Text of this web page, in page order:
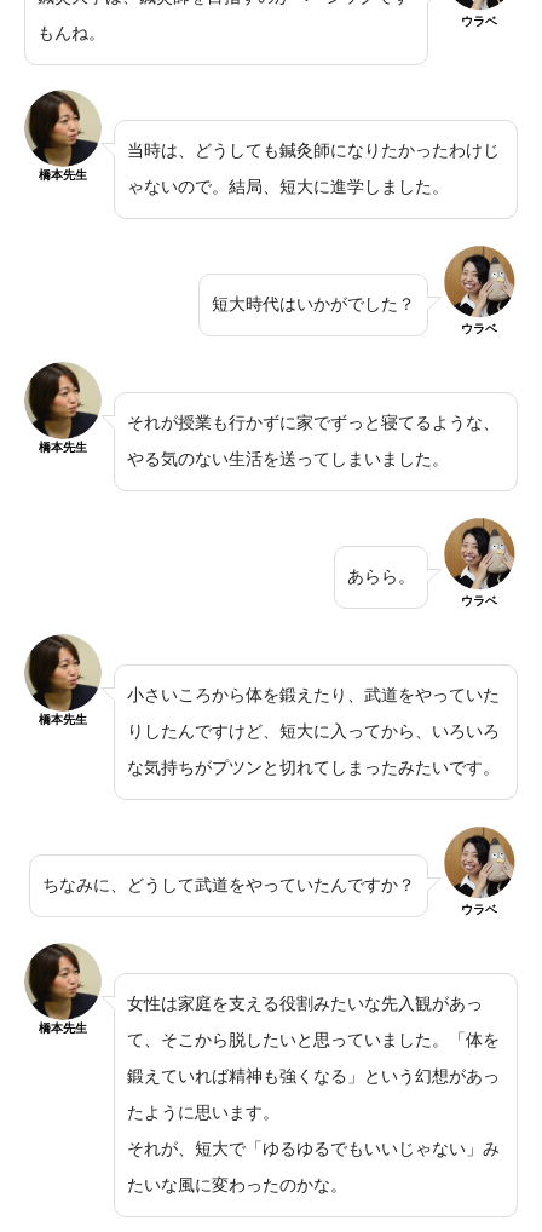
もんね。
ウラベ
橋本先生
当時は、どうしても鍼灸師になりたかったわけじ
ゃないので。結局、短大に進学しました。
短大時代はいかがでした？
ウラベ
橋本先生
それが授業も行かずに家でずっと寝てるような、
やる気のない生活を送ってしまいました。
あらら。
ウラベ
橋本先生
小さいころから体を鍛えたり、武道をやっていた
りしたんですけど、短大に入ってから、いろいろ
な気持ちがプツンと切れてしまったみたいです。
ちなみに、どうして武道をやっていたんですか？
ウラベ
橋本先生
女性は家庭を支える役割みたいな先入観があっ
て、そこから脱したいと思っていました。「体を
鍛えていれば精神も強くなる」という幻想があっ
たように思います。
それが、短大で「ゆるゆるでもいいじゃない」み
たいな風に変わったのかな。